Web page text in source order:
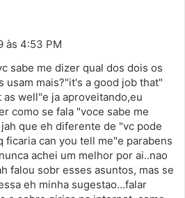
às 4:53 PM
sabe me dizer qual dos dois os
usam mais?"it's a good job that"
well"e ja aproveitando,eu
como se fala "voce sabe me
que eh diferente de "vc pode
ficaria can you tell me"e parabens
achei um melhor por ai..nao
falou sobr esses asuntos, mas se
eh minha sugestao…falar